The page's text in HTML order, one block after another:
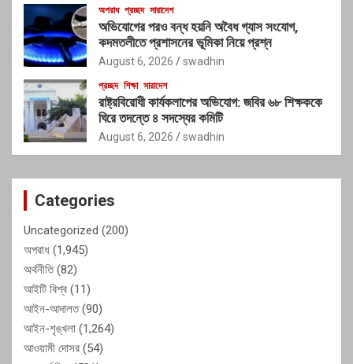
অপরাধ প্রচ্ছদ সারাদেশ
অভিযোগের পরও বন্ধ হয়নি অবৈধ গ্যাস সংযোগ,
কদমতলীতে প্রশাসনের ভূমিকা নিয়ে প্রশ্ন
August 6, 2026 swadhin
প্রচ্ছদ শিক্ষা সারাদেশ
রাষ্ট্রবিরোধী কার্যকলাপের অভিযোগ: জবির ৬৮ শিক্ষককে
ঘিরে তদন্তে ৪ সদস্যের কমিটি
August 6, 2026 swadhin
Categories
Uncategorized (200)
অপরাধ (1,945)
অর্থনীতি(82)
আইটি বিশ্ব (11)
আইন-আদালত(90)
আইন-শৃঙ্খলা (1,264)
আওয়ামী দোসর (54)